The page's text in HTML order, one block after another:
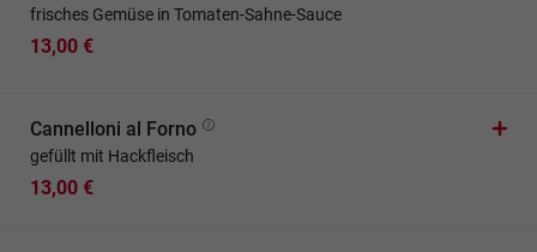
frisches Gemüse in Tomaten-Sahne-Sauce
13,00 €
Cannelloni al Forno
gefüllt mit Hackfleisch
13,00 €